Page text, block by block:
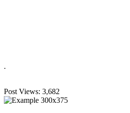
.
Post Views: 3,682